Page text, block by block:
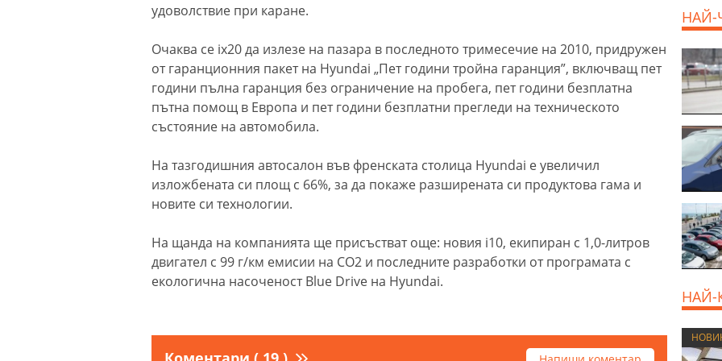
удоволствие при каране.
Очаква се ix20 да излезе на пазара в последното тримесечие на 2010, придружен
от гаранционния пакет на Hyundai „Пет години тройна гаранция”, включващ пет
години пълна гаранция без ограничение на пробега, пет години безплатна
пътна помощ в Европа и пет години безплатни прегледи на техническото
състояние на автомобила.
На тазгодишния автосалон във френската столица Hyundai е увеличил
изложбената си площ с 66%, за да покаже разширената си продуктова гама и
новите си технологии.
На щанда на компанията ще присъстват още: новия i10, екипиран с 1,0-литров
двигател с 99 г/км емисии на СО2 и последните разработки от програмата с
екологична насоченост Blue Drive на Hyundai.
НАЙ-
НАЙ-